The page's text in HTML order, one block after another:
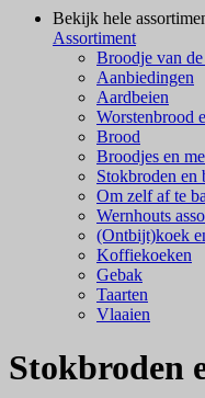
Bekijk hele
Assortiment
Broodje van de
Aanbiedingen
Aardbeien
Worstenbrood
Brood
Broodjes en
Stokbroden en
Om zelf af te
Wernhouts
(Ontbijt)koek
Koffiekoeken
Gebak
Taarten
Vlaaien
Stokbroden